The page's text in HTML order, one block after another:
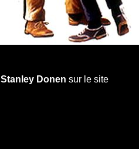
Stanley Donen sur le site